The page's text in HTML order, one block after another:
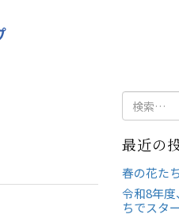
検
索:
最近の
春の花た
令和8年度
ちでスタ